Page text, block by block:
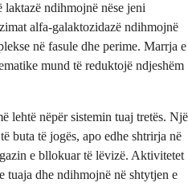
laktazë ndihmojnë nëse jeni
alfa-galaktozidazë ndihmojnë
në fasule dhe perime. Marrja e
mund të reduktojë ndjeshëm
lehtë nëpër sistemin tuaj tretës. Një
buta të jogës, apo edhe shtrirja në
e bllokuar të lëvizë. Aktivitetet
dhe ndihmojnë në shtytjen e